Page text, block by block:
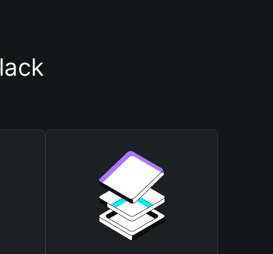
أسباب أهمية استخدام محفظة lack